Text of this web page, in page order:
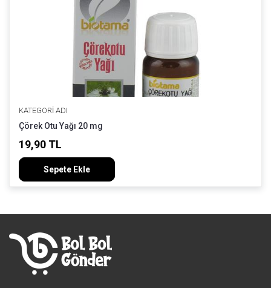
KATEGORI ADI
Çörek Otu Yağı 20 mg
19,90 TL
Sepete Ekle